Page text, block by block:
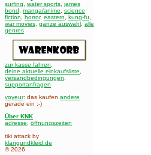
surfing water sports james
bond
manga/anime
science
fiction
horror, eastern kung-fu
war movies ganze auswahl alle
genres
zur kasse fahren
deine aktuelle einkaufsliste
versandbedingungen
supportanfragen
voyeur: das kaufen andere
gerade ein :-)
Über KNK
adresse
öffnungszeiten
tiki attack by
klangundkleid.de
© 2026